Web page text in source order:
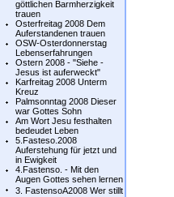
göttlichen Barmherzigkeit
trauen
Osterfreitag 2008 Dem
Auferstandenen trauen
OSW-Osterdonnerstag
Lebenserfahrungen
Ostern 2008 - "Siehe -
Jesus ist auferweckt"
Karfreitag 2008 Unterm
Kreuz
Palmsonntag 2008 Dieser
war Gottes Sohn
Am Wort Jesu festhalten
bedeudet Leben
5.Fasteso.2008
Auferstehung für jetzt und
in Ewigkeit
4.Fastenso. - Mit den
Augen Gottes sehen lernen
3. FastensoA2008 Wer stillt